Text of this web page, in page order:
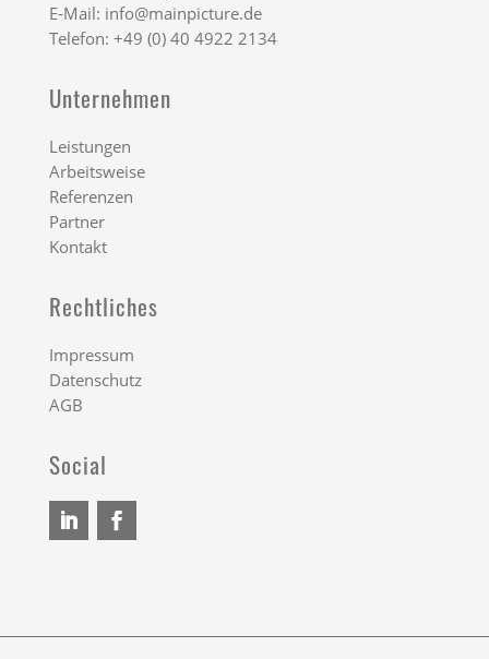
E-Mail: info@mainpicture.de
Telefon: +49 (0) 40 4922 2134
Unternehmen
Leistungen
Arbeitsweise
Referenzen
Partner
Kontakt
Rechtliches
Impressum
Datenschutz
AGB
Social